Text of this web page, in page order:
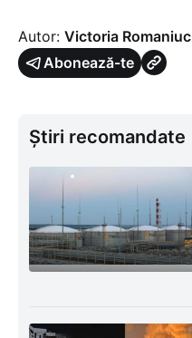
Autor: Victoria Romaniuc
Abonează-te
Știri recomandate